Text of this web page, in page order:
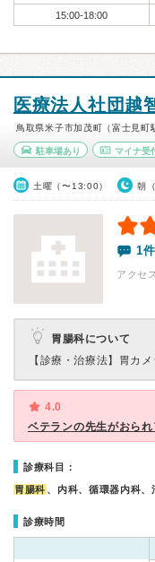
15:00-18:00
医療法人社団越
鳥取県米子市加茂町（富士見町
駐車場あり マイナ受
土曜（〜13:00） 朝
1件
アクセ
胃腸科について
【診療・治療法】 胃カメ
4.0
ベテランの先生がおら
診療科目：
胃腸科 、内科、循環器内科、
診療時間